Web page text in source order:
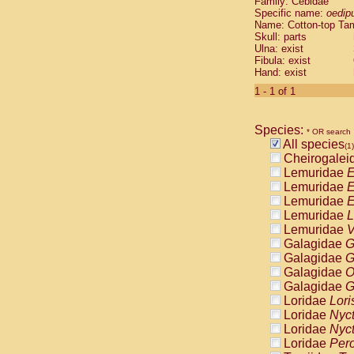
Cebidae
Cebidae
Cebidae
Cebidae
Cebidae
Cebidae
Cebidae
Cebidae
Cebidae
Cebidae
Cebidae
Cebidae
Atelidae
Atelidae
Atelidae
Atelidae
Atelidae
Atelidae
Atelidae
Atelidae
Atelidae
Atelidae
Pitheciidae
Specific name:
Name: Cotton-top
Skull: parts
Ulna: exist
Fibula: exist
Hand: exist
1 - 1 of 1
Species: * OR search
All species(1)
Lemuridae
Lemuridae
Lemuridae
Lemuridae
Lemuridae
Galagidae
Galagidae
Galagidae
Galagidae
Loridae
Loridae
Loridae
Loridae